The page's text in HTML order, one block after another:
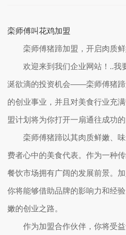
栾师傅叫花鸡加盟
栾师傅猪蹄加盟，开启肉质
欢迎来到我们企业网站！..我
涎欲滴的投资机会——栾师傅猪蹄
的创业事业，并且对美食行业充
盟计划将为你打开一扇通往成功的
栾师傅猪蹄以其肉质鲜嫩、
费者心中的美食代表。作为一种
餐饮市场拥有广阔的发展前景。
你将能够借助品牌的影响力和经
嫩的创业之路。
作为加盟合作伙伴，你将受